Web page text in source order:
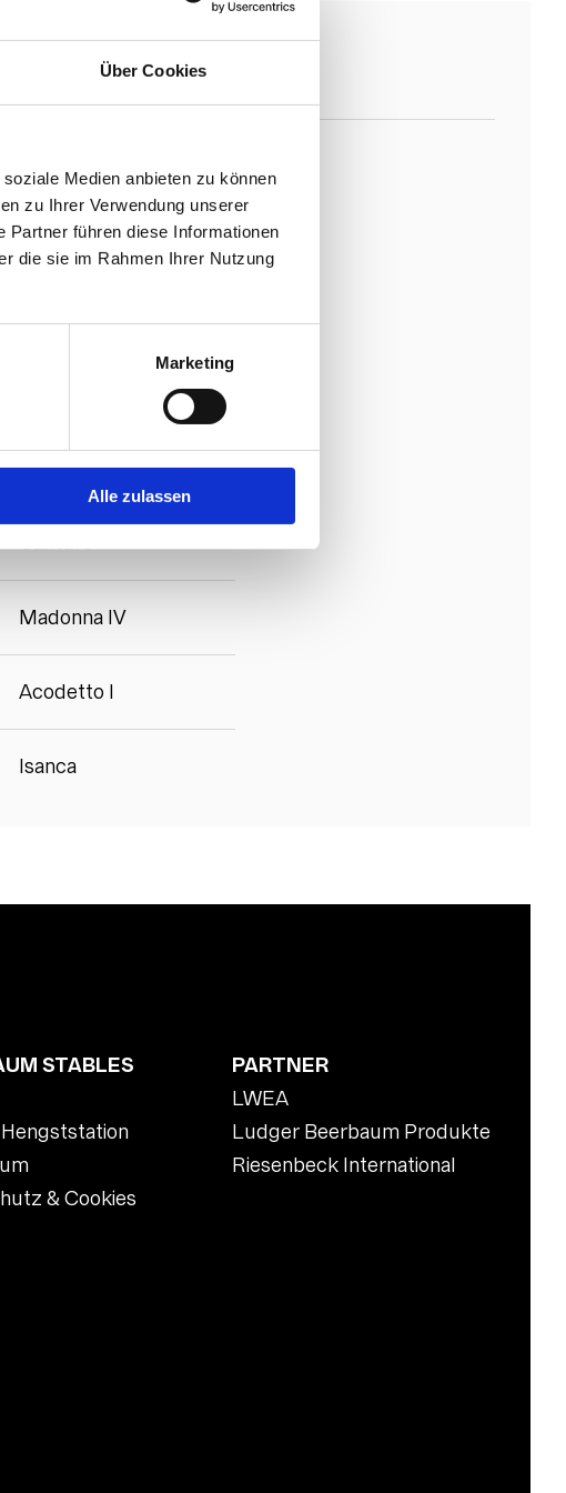
Über Cookies
Medien anbieten zu können
zu Ihrer Verwendung unserer
Partner führen diese Informationen
die sie im Rahmen Ihrer Nutzung
Marketing
Alle zulassen
NACHKOMMEN
Corrado I
Urte I
Holivea v.C.
Canturo
Madonna IV
Acodetto I
Isanca
STABLES
& Cookies
PARTNER
LWEA
Ludger Beerbaum Produkte
Riesenbeck International